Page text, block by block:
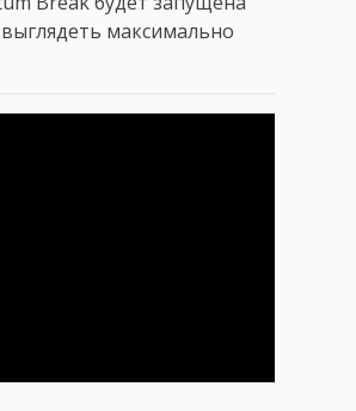
максимально